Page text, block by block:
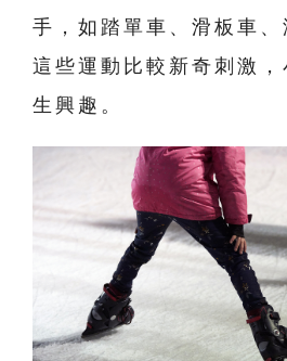
手，如踏單車、滑板車、
這些運動比較新奇刺激
生興趣。